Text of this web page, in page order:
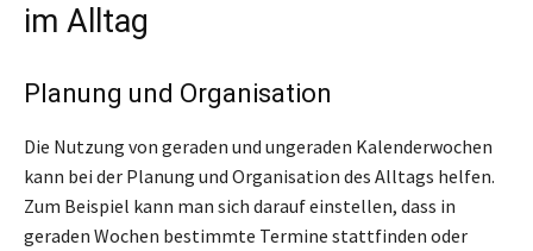
im Alltag
Planung und Organisation
Die Nutzung von geraden und ungeraden Kalenderwochen
kann bei der Planung und Organisation des Alltags helfen.
Zum Beispiel kann man sich darauf einstellen, dass in
geraden Wochen bestimmte Termine stattfinden oder